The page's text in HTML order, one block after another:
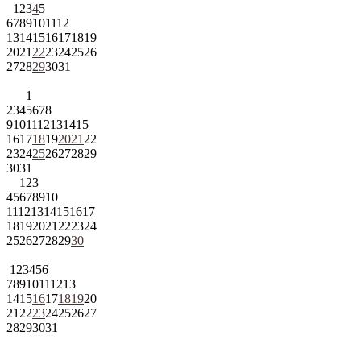
1 2345
6789101112
13141516171819
2021 2223242526
2728293031
1
2345678
9101112131415
161718192021 22
23242526272829
3031
1 23
45678910
11121314151617
18192021 222324
252627282930
1 23456
78910111213
14151617181920
21 222324252627
28293031